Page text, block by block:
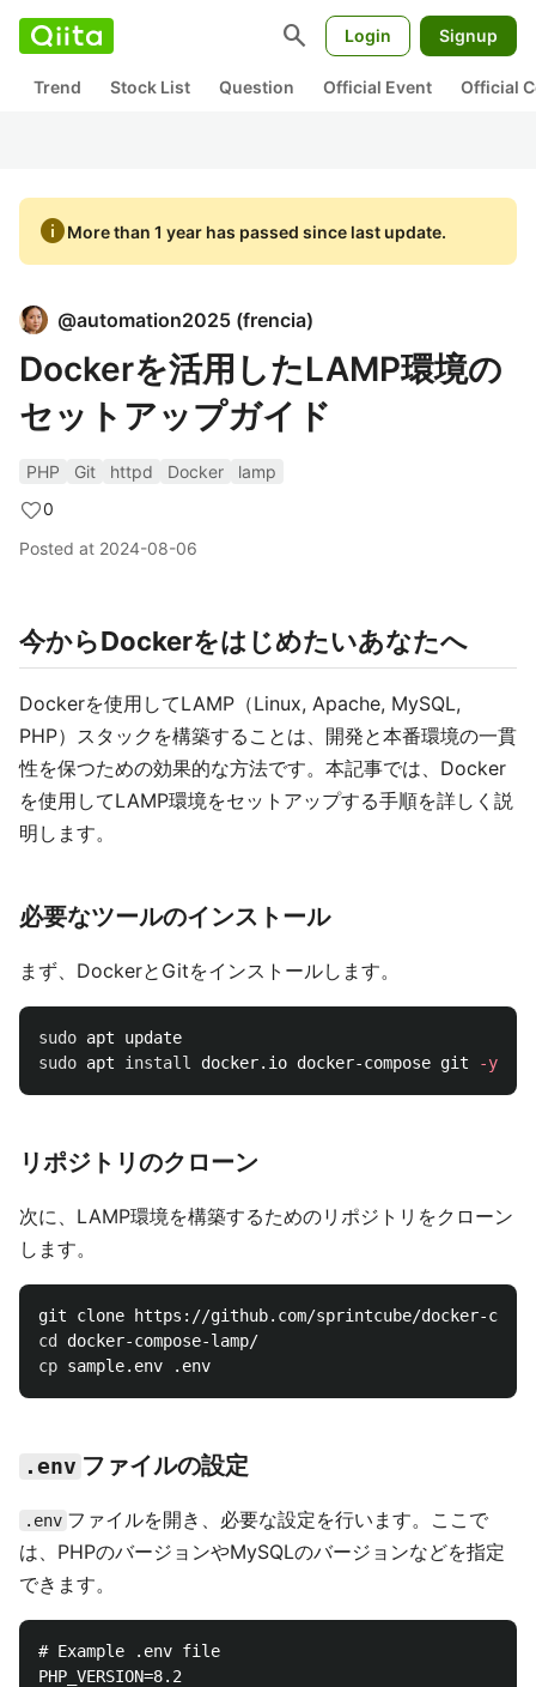
search Login Signup
Trend Stock List Question Official Event Official
infoMore than 1 year has passed since last update.
@automation2025 (frencia)
Dockerを活用したLAMP環境の
セットアップガイド
PHP Git httpd Docker
lamp
0
Posted at 2024-08-06
今からDockerをはじめたいあなたへ
Dockerを使用してLAMP（Linux, Apache, MySQL,
PHP）スタックを構築することは、開発と本番環境の一貫
性を保つための効果的な方法です。本記事では、Docker
を使用してLAMP環境をセットアップする手順を詳しく説
明します。
必要なツールのインストール
まず、DockerとGitをインストールします。
sudo
sudo apt install docker.io docker-compose git -y
リポジトリのクローン
次に、LAMP環境を構築するためのリポジトリをクローン
します。
cd
cp
.env ファイルの設定
.env ファイルを開き、必要な設定を行います。ここで
は、PHPのバージョンやMySQLのバージョンなどを指定
できます。
# Example .env file
PHP_VERSION=8.2